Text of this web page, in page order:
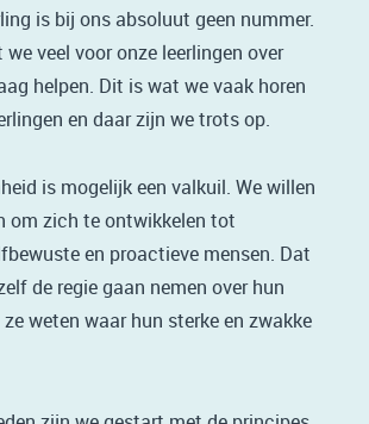
is bij ons absoluut geen nummer.
veel voor onze leerlingen over
helpen. Dit is wat we vaak horen
en daar zijn we trots op.
is mogelijk een valkuil. We willen
om zich te ontwikkelen tot
en proactieve mensen. Dat
de regie gaan nemen over hun
weten waar hun sterke en zwakke